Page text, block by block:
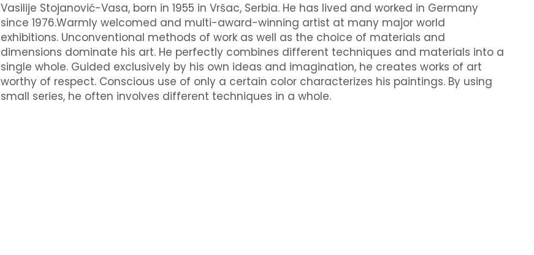
Vasilije Stojanović-Vasa, born in 1955 in Vršac, Serbia. He has lived and worked in Germany
since 1976.Warmly welcomed and multi-award-winning artist at many major world
exhibitions. Unconventional methods of work as well as the choice of materials and
dimensions dominate his art. He perfectly combines different techniques and materials into a
single whole. Guided exclusively by his own ideas and imagination, he creates works of art
worthy of respect. Conscious use of only a certain color characterizes his paintings. By using
small series, he often involves different techniques in a whole.